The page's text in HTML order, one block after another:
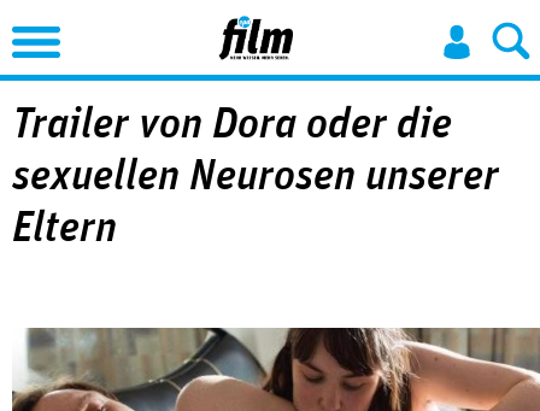
Jump to Navigation
Trailer von Dora oder die
sexuellen Neurosen unserer
Eltern